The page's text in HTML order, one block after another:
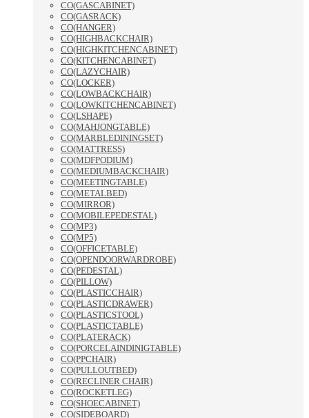
CO(GASCABINET)
CO(GASRACK)
CO(HANGER)
CO(HIGHBACKCHAIR)
CO(HIGHKITCHENCABINET)
CO(KITCHENCABINET)
CO(LAZYCHAIR)
CO(LOCKER)
CO(LOWBACKCHAIR)
CO(LOWKITCHENCABINET)
CO(LSHAPE)
CO(MAHJONGTABLE)
CO(MARBLEDININGSET)
CO(MATTRESS)
CO(MDFPODIUM)
CO(MEDIUMBACKCHAIR)
CO(MEETINGTABLE)
CO(METALBED)
CO(MIRROR)
CO(MOBILEPEDESTAL)
CO(MP3)
CO(MP5)
CO(OFFICETABLE)
CO(OPENDOORWARDROBE)
CO(PEDESTAL)
CO(PILLOW)
CO(PLASTICCHAIR)
CO(PLASTICDRAWER)
CO(PLASTICSTOOL)
CO(PLASTICTABLE)
CO(PLATERACK)
CO(PORCELAINDINIGTABLE)
CO(PPCHAIR)
CO(PULLOUTBED)
CO(RECLINER CHAIR)
CO(ROCKETLEG)
CO(SHOECABINET)
CO(SIDEBOARD)